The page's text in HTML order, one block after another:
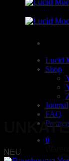
Lucid
Shop
Journal
FAQ
0
NEU